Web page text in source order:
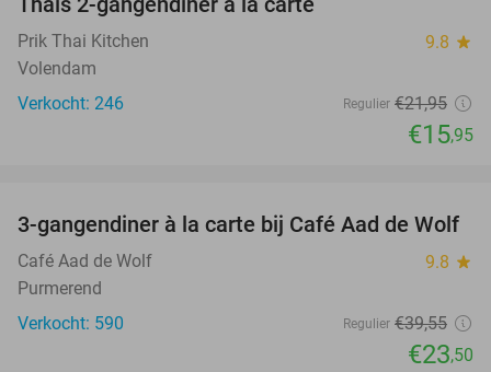
Prik Thai Kitchen 9.8 star
Volendam
Verkocht: 246
Regulier €21,95
€15,95
41%
3-gangendiner à la carte bij Café Aad de Wolf
Café Aad de Wolf 9.8 star
Purmerend
Verkocht: 590
Regulier €39,55
€23,50